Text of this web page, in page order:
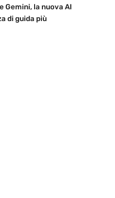
Gemini, la nuova AI
di guida più